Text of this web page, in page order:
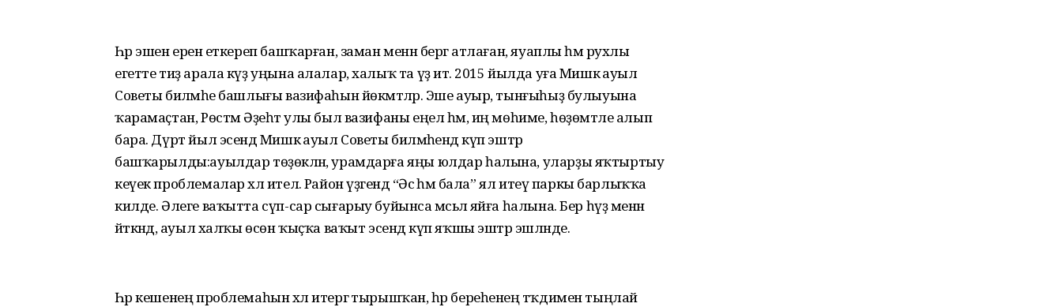
Һәр эшен еренә еткереп башҡарған, заман менән бергә атлаған, яуаплы һәм рухлы
егетте тиҙ арала күҙ уңына алалар, халыҡ та үҙ итә. 2015 йылда уға Мишкә ауыл
Советы биләмәһе башлығы вазифаһын йөкмәтәләр. Эше ауыр, тынғыһыҙ булыуына
ҡарамаҫтан, Рөстәм Әҙеһәт улы был вазифаны еңел һәм, иң мөһиме, һөҙөмтәле алып
бара. Дүрт йыл эсендә Мишкә ауыл Советы биләмәһендә күп эштәр
башҡарылды:ауылдар төҙөкләнә, урамдарға яңы юлдар һалына, уларҙы яҡтыртыу
кеүек проблемалар хәл ителә. Район үҙәгендә “Әсә һәм бала” ял итеү паркы барлыҡҡа
килде. Әлеге ваҡытта сүп-сар сығарыу буйынса мәсьәлә яйға һалына. Бер һүҙ менән
әйткәндә, ауыл халҡы өсөн ҡыҫҡа ваҡыт эсендә күп яҡшы эштәр эшләнде.
Һәр кешенең проблемаһын хәл итергә тырышҡан, һәр береһенең тәҡдимен тыңлай